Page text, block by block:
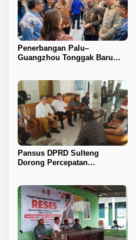
Penerbangan Palu–
Guangzhou Tonggak Baru
Pansus DPRD Sulteng
Dorong Percepatan